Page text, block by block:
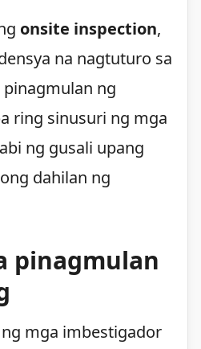
onsite inspection,
na nagtuturo sa
ng
ring sinusuri ng mga
ng gusali upang
dahilan ng
pinagmulan
mga imbestigador